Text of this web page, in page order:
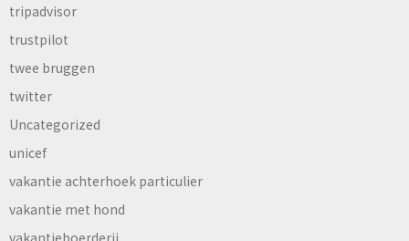
tripadvisor
trustpilot
twee bruggen
twitter
Uncategorized
unicef
vakantie achterhoek particulier
vakantie met hond
vakantieboerderij